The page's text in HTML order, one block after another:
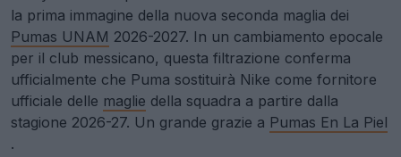
la prima immagine della nuova seconda maglia dei
Pumas UNAM 2026-2027. In un cambiamento epocale
per il club messicano, questa filtrazione conferma
ufficialmente che Puma sostituirà Nike come fornitore
ufficiale delle maglie della squadra a partire dalla
stagione 2026-27. Un grande grazie a Pumas En La Piel
.